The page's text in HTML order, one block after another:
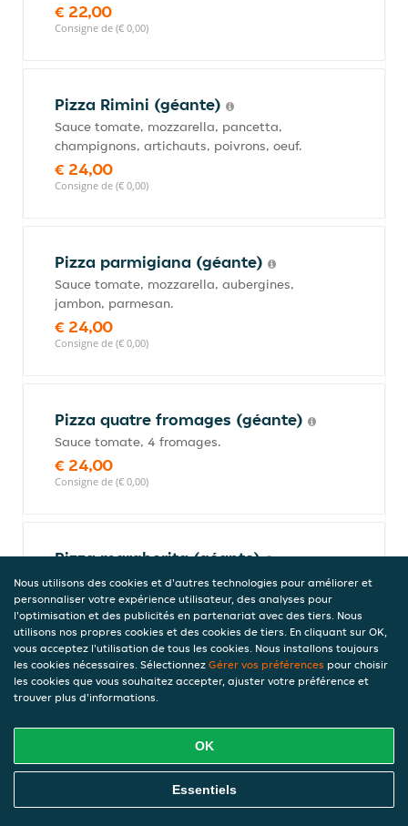
€ 22,00
Consigne de (€ 0,00)
Pizza Rimini (géante)
Sauce tomate, mozzarella, pancetta,
champignons, artichauts, poivrons, oeuf.
€ 24,00
Consigne de (€ 0,00)
Pizza parmigiana (géante)
Sauce tomate, mozzarella, aubergines,
jambon, parmesan.
€ 24,00
Consigne de (€ 0,00)
Pizza quatre fromages (géante)
Sauce tomate, 4 fromages.
€ 24,00
Consigne de (€ 0,00)
Pizza margherita (géante)
Sauce tomate, mozzarella.
€ 18,00
Consigne de (€ 0,00)
Pizza Capri (géante)
€ 22,00
Commandez En Ligne
Nous utilisons des cookies et d'autres technologies pour améliorer et
personnaliser votre expérience utilisateur, des analyses pour
l'optimisation et des publicités en partenariat avec des tiers. Nous
utilisons nos propres cookies et des cookies de tiers. En cliquant sur OK,
vous acceptez l'utilisation de tous les cookies. Nous installons toujours
les cookies nécessaires. Sélectionnez Gérer vos préférences pour choisir
les cookies que vous souhaitez accepter, ajuster votre préférence et
trouver plus d'informations.
OK
Essentiels